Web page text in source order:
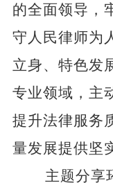
的全面领导，
守人民律师为
立身、特色发
专业领域，主
提升法律服务
量发展提供坚
主题分享